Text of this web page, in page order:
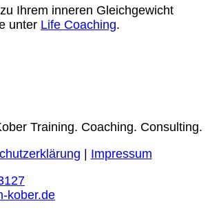
Ihrem inneren Gleichgewicht
unter Life Coaching.
Training. Coaching. Consulting.
Impressum
kober.de